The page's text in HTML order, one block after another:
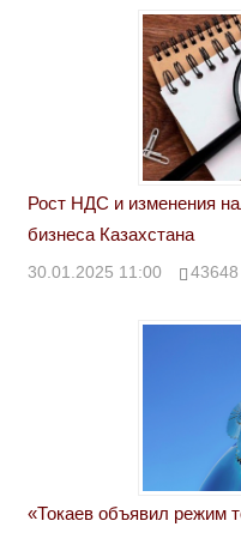
Рост НДС и изменения
бизнеса Казахстана
30.01.2025 11:00 43648
«Токаев объявил режим